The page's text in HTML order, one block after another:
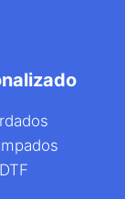
DTF